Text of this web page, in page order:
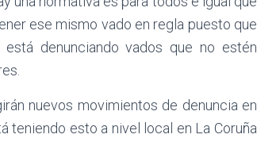
ese mismo vado en regla puesto que
denunciando vados que no estén
nuevos movimientos de denuncia en
teniendo esto a nivel local en La Coruña